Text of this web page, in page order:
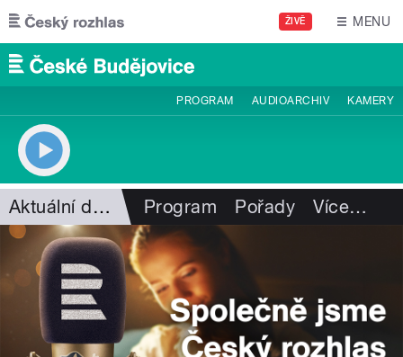
Přejít k hlavnímu obsahu
ŽIVĚ MENU
PROGRAM AUDIOARCHIV KAMERY
Aktuální dění Program Pořady Více…